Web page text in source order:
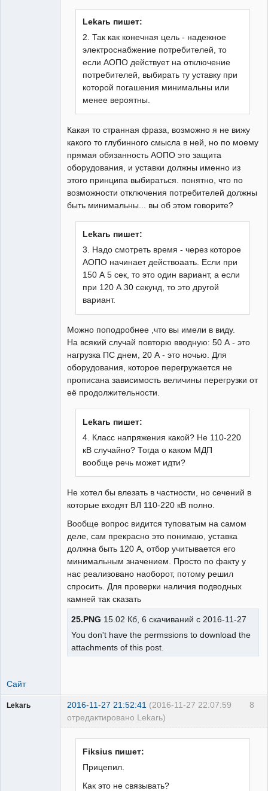
Lekarь пишет:
2. Так как конечная цель - надежное
электроснабжение потребителей, то
если АОПО действует на отключение
потребителей, выбирать ту уставку при
которой погашения минимальны или
менее вероятны.
Какая то странная фраза, возможно я не вижу
какого то глубинного смысла в ней, но по моему
прямая обязанность АОПО это защита
оборудования, и уставки должны именно из
этого принципа выбираться. понятно, что по
возможности отключения потребителей должны
быть минимальны... вы об этом говорите?
Lekarь пишет:
3. Надо смотреть время - через которое
АОПО начинает действоаать. Если при
150 А 5 сек, то это один вариант, а если
при 120 А 30 секунд, то это другой
вариант.
Можно поподробнее ,что вы имели в виду.
На всякий случай повторю вводную: 50 А - это
нагрузка ПС днем, 20 А - это ночью. Для
оборудования, которое перегружается не
прописана зависимость величины перегрузки от
её продолжительности.
Lekarь пишет:
4. Класс напряжения какой? Не 110-220
кВ случайно? Тогда о каком МДП
вообще речь может идти?
Не хотел бы влезать в частности, но сечений в
которые входят ВЛ 110-220 кВ полно.
Вообще вопрос видится туповатым на самом
деле, сам прекрасно это понимаю, уставка
должна быть 120 А, отбор учитывается его
минимальным значением. Просто по факту у
нас реализовано наоборот, потому решил
спросить. Для проверки наличия подводных
камней так сказать
25.PNG 15.02 Кб, 6 скачиваний с 2016-11-27
You don't have the permssions to download the
attachments of this post.
Сайт
8
Lekarь 2016-11-27 21:52:41 (2016-11-27 22:07:59
отредактировано Lekarь)
Fiksius пишет:
Прицепил.
Как это не связывать?